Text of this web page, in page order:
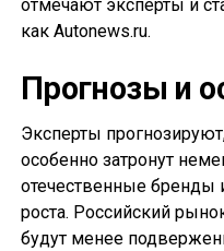
отмечают эксперты и
как Autonews.ru.
Прогнозы и
Эксперты
особенно затронут
отечественные
роста. Российский
будут менее